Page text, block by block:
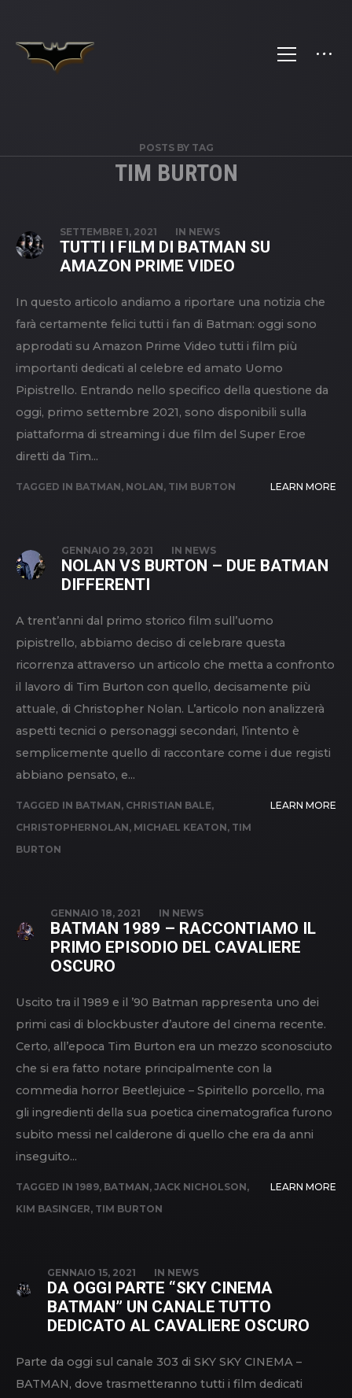
POSTS BY TAG
TIM BURTON
SETTEMBRE 1, 2021 IN NEWS
TUTTI I FILM DI BATMAN SU
AMAZON PRIME VIDEO
In questo articolo andiamo a riportare una notizia che
farà certamente felici tutti i fan di Batman: oggi sono
approdati su Amazon Prime Video tutti i film più
importanti dedicati al celebre ed amato Uomo
Pipistrello. Entrando nello specifico della questione da
oggi, primo settembre 2021, sono disponibili sulla
piattaforma di streaming i due film del Super Eroe
diretti da Tim...
TAGGED IN BATMAN, NOLAN, TIM BURTON LEARN MORE
GENNAIO 29, 2021 IN NEWS
NOLAN VS BURTON – DUE BATMAN
DIFFERENTI
A trent’anni dal primo storico film sull’uomo
pipistrello, abbiamo deciso di celebrare questa
ricorrenza attraverso un articolo che metta a confronto
il lavoro di Tim Burton con quello, decisamente più
attuale, di Christopher Nolan. L’articolo non analizzerà
aspetti tecnici o personaggi secondari, l’intento è
semplicemente quello di raccontare come i due registi
abbiano pensato, e...
TAGGED IN BATMAN, CHRISTIAN BALE,
CHRISTOPHERNOLAN, MICHAEL KEATON, TIM
BURTON
LEARN MORE
GENNAIO 18, 2021 IN NEWS
BATMAN 1989 – RACCONTIAMO IL
PRIMO EPISODIO DEL CAVALIERE
OSCURO
Uscito tra il 1989 e il ’90 Batman rappresenta uno dei
primi casi di blockbuster d’autore del cinema recente.
Certo, all’epoca Tim Burton era un mezzo sconosciuto
che si era fatto notare principalmente con la
commedia horror Beetlejuice – Spiritello porcello, ma
gli ingredienti della sua poetica cinematografica furono
subito messi nel calderone di quello che era da anni
inseguito...
TAGGED IN 1989, BATMAN, JACK NICHOLSON,
KIM BASINGER, TIM BURTON
LEARN MORE
GENNAIO 15, 2021 IN NEWS
DA OGGI PARTE “SKY CINEMA
BATMAN” UN CANALE TUTTO
DEDICATO AL CAVALIERE OSCURO
Parte da oggi sul canale 303 di SKY SKY CINEMA –
BATMAN, dove trasmetteranno tutti i film dedicati